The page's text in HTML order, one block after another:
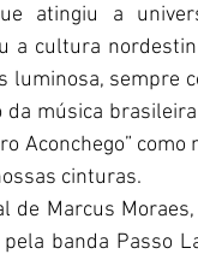
atingiu a
a cultura
luminosa, sempre
música
Aconchego”
cinturas.
de Marcus
pela banda Passo